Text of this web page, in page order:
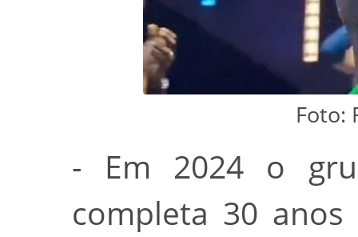
Foto:
- Em 2024 o
completa 30